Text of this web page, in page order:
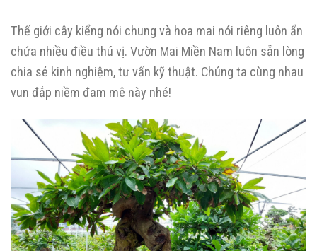
Thế giới cây kiểng nói chung và hoa mai nói riêng luôn ẩn
chứa nhiều điều thú vị. Vườn Mai Miền Nam luôn sẵn lòng
chia sẻ kinh nghiệm, tư vấn kỹ thuật. Chúng ta cùng nhau
vun đắp niềm đam mê này nhé!